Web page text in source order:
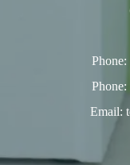
Email: